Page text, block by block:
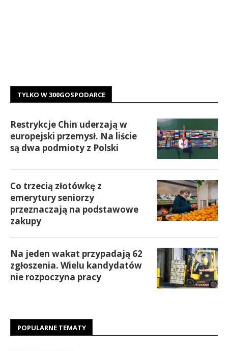
TYLKO W 300GOSPODARCE
Restrykcje Chin uderzają w
europejski przemysł. Na liście
są dwa podmioty z Polski
Co trzecią złotówkę z
emerytury seniorzy
przeznaczają na podstawowe
zakupy
Na jeden wakat przypadają 62
zgłoszenia. Wielu kandydatów
nie rozpoczyna pracy
POPULARNE TEMATY